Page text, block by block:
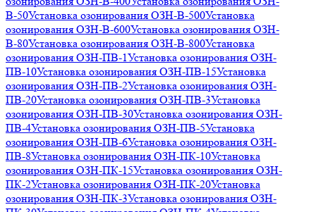
В-50Установка озонирования ОЗН-В-500Установка
озонирования ОЗН-В-600Установка озонирования ОЗН-
В-80Установка озонирования ОЗН-В-800Установка
озонирования ОЗН-ПВ-1Установка озонирования ОЗН-
ПВ-10Установка озонирования ОЗН-ПВ-15Установка
озонирования ОЗН-ПВ-2Установка озонирования ОЗН-
ПВ-20Установка озонирования ОЗН-ПВ-3Установка
озонирования ОЗН-ПВ-30Установка озонирования ОЗН-
ПВ-4Установка озонирования ОЗН-ПВ-5Установка
озонирования ОЗН-ПВ-6Установка озонирования ОЗН-
ПВ-8Установка озонирования ОЗН-ПК-10Установка
озонирования ОЗН-ПК-15Установка озонирования ОЗН-
ПК-2Установка озонирования ОЗН-ПК-20Установка
озонирования ОЗН-ПК-3Установка озонирования ОЗН-